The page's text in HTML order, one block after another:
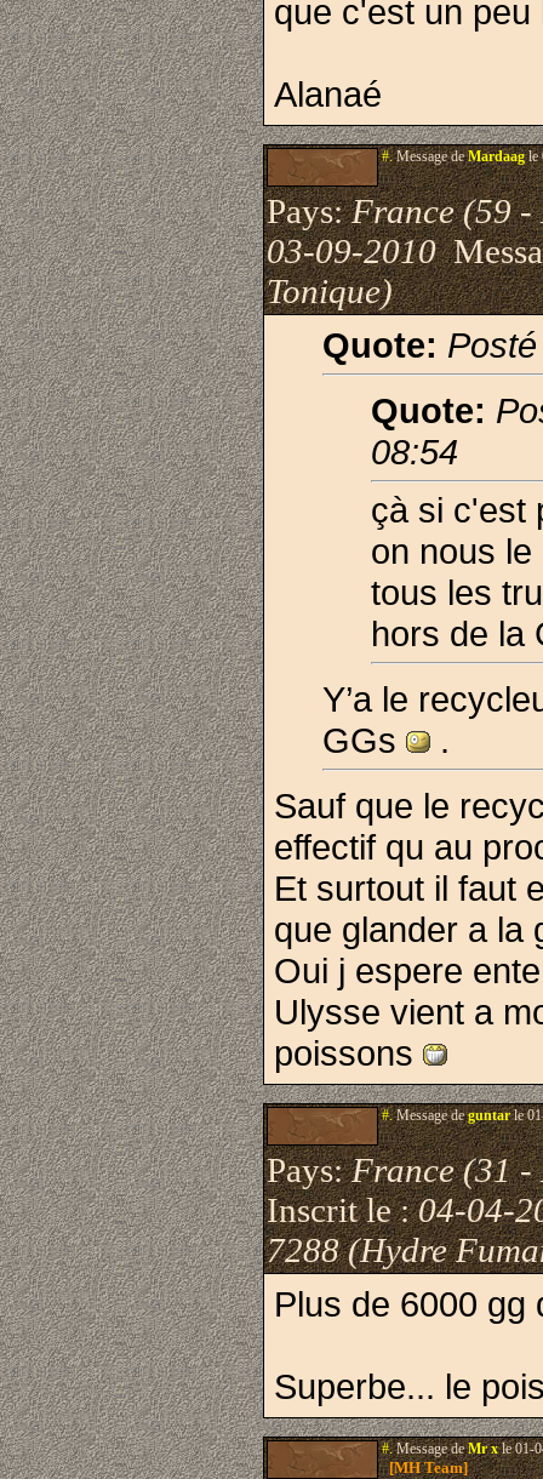
que c'est un
Alanaé
#.Message deMardaagle
Pays:France (59 -
03-09-2010
Tonique)
Quote:
Quote:
08:54
çà si c'est
on nous
tous les
hors de la
Y’a le
GGs
.
Sauf que le
effectif qu au
Et surtout il faut
que glander a la
Oui j espere
Ulysse vient a
poissons
#.Message deguntarle
Pays:France (31 -
Inscrit le :04-04-
7288 (Hydre
Plus de 6000 gg
Superbe... le
#.Message deMr xle 01-
[MH Team]